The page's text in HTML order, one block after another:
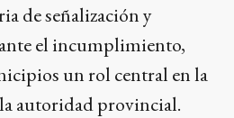
de señalización y
el incumplimiento,
un rol central en la
autoridad provincial.